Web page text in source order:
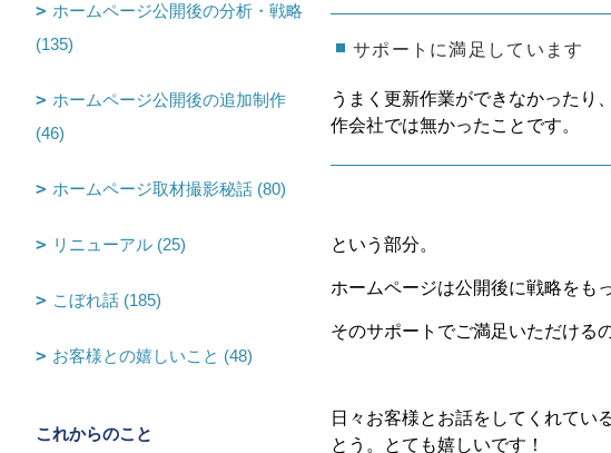
サポートに満足しています
うまく更新作業ができなかったり
作会社では無かったことです。
という部分。
ホームページは公開後に戦略をも
そのサポートでご満足いただける
日々お客様とお話をしてくれてい
とう。とても嬉しいです！
ホームページ公開後の分析・戦略
(135)
ホームページ公開後の追加制作
(46)
ホームページ取材撮影秘話 (80)
リニューアル (25)
こぼれ話 (185)
お客様との嬉しいこと (48)
これからのこと